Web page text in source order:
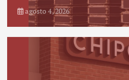
agosto 4, 2026